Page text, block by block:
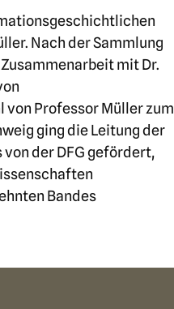
Nach der Sammlung
mit Dr.
von Professor Müller zum
ging die Leitung der
von der DFG gefördert,
Bandes